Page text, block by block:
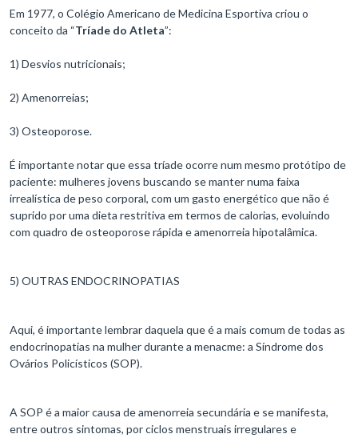
Em 1977, o Colégio Americano de Medicina Esportiva criou o
conceito da “Tríade do Atleta”:
1) Desvios nutricionais;
2) Amenorreias;
3) Osteoporose.
É importante notar que essa tríade ocorre num mesmo protótipo de
paciente: mulheres jovens buscando se manter numa faixa
irrealística de peso corporal, com um gasto energético que não é
suprido por uma dieta restritiva em termos de calorias, evoluindo
com quadro de osteoporose rápida e amenorreia hipotalâmica.
5) OUTRAS ENDOCRINOPATIAS
Aqui, é importante lembrar daquela que é a mais comum de todas as
endocrinopatias na mulher durante a menacme: a Síndrome dos
Ovários Policísticos (SOP).
A SOP é a maior causa de amenorreia secundária e se manifesta,
entre outros sintomas, por ciclos menstruais irregulares e